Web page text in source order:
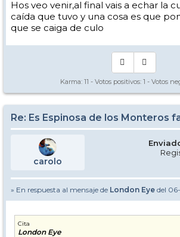
Hos veo venir,al final vais a echar la
caída que tuvo y una cosa es que
que se caiga de culo
Karma: 11 - Votos positivos: 1 - Votos
Re: Es Espinosa de los Monteros
carolo
» En respuesta al mensaje de London Eye del
Cita
London Eye